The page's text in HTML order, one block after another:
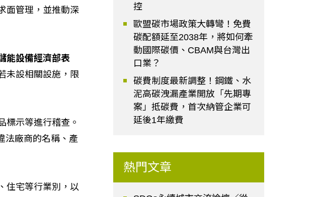
面管理，並推動深
能設備經濟部表
未設相關設施，限
標示等進行稽查。
法廠商的名稱、產
住宅等行業別，以
控
歐盟碳市場政策大轉彎！免費
碳配額延至2038年，將如何牽
動國際碳價、CBAM與台灣出
口業？
碳費制度最新調整！鋼鐵、水
泥高碳洩漏產業開放「先期專
案」抵碳費，首次納管企業可
延後1年繳費
熱門文章